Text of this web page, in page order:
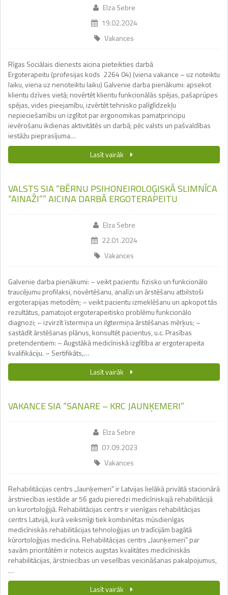
Elza Sebre
19.02.2024
Vakances
Rīgas Sociālais dienests aicina pieteikties darbā
Ergoterapeitu (profesijas kods 2264 04) (viena vakance – uz noteiktu
laiku, viena uz nenoteiktu laiku) Galvenie darba pienākumi: apsekot
klientu dzīves vietā; novērtēt klientu funkcionālās spējas, pašaprūpes
spējas, vides pieejamību, izvērtēt tehnisko palīglīdzekļu
nepieciešamību un izglītot par ergonomikas pamatprincipu
ievērošanu ikdienas aktivitātēs un darbā; pēc valsts un pašvaldības
iestāžu pieprasījuma…
Lasīt vairāk
VALSTS SIA “BĒRNU PSIHONEIROLOĢISKĀ SLIMNĪCA
“AINAŽI”” AICINA DARBĀ ERGOTERAPEITU
Elza Sebre
22.01.2024
Vakances
Galvenie darba pienākumi: – veikt pacientu fizisko un funkcionālo
traucējumu profilaksi, novērtēšanu, analīzi un ārstēšanu atbilstoši
ergoterapijas metodēm; – veikt pacientu izmeklēšanu un apkopot tās
rezultātus, pamatojot ergoterapeitisko problēmu funkcionālo
diagnozi; – izvirzīt īstermiņa un ilgtermiņa ārstēšanas mērķus; –
sastādīt ārstēšanas plānus, konsultēt pacientus, u.c. Prasības
pretendentiem: – Augstākā medicīniskā izglītība ar ergoterapeita
kvalifikāciju. – Sertifikāts,…
Lasīt vairāk
VAKANCE SIA “SANARE – KRC JAUNĶEMERI”
Elza Sebre
07.09.2023
Vakances
Rehabilitācijas centrs „Jaunķemeri” ir Latvijas lielākā privātā stacionārā
ārstniecības iestāde ar 56 gadu pieredzi medicīniskajā rehabilitācijā
un kurortoloģijā. Rehabilitācijas centrs ir vienīgais rehabilitācijas
centrs Latvijā, kurā veiksmīgi tiek kombinētas mūsdienīgas
medicīniskās rehabilitācijas tehnoloģijas un tradīcijām bagātā
kūrortoloģijas medicīna. Rehabilitācijas centrs „Jaunķemeri” par
savām prioritātēm ir noteicis augstas kvalitātes medicīniskās
rehabilitācijas, ārstniecības un veselības veicināšanas pakalpojumus,
…
Lasīt vairāk